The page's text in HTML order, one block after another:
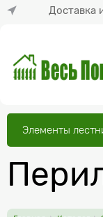
Доставка
Элементы